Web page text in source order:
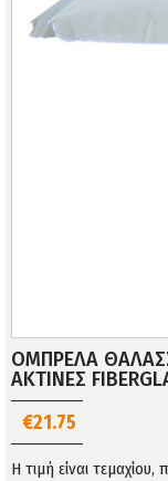
ΟΜΠΡΕΛΑ
ΑΚΤΙΝΕΣ
€21.75
Η τιμή είναι